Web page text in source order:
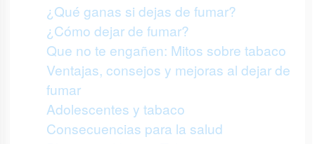
¿Qué ganas si dejas de fumar?
¿Cómo dejar de fumar?
Que no te engañen: Mitos sobre tabaco
Ventajas, consejos y mejoras al dejar de
fumar
Adolescentes y tabaco
Consecuencias para la salud